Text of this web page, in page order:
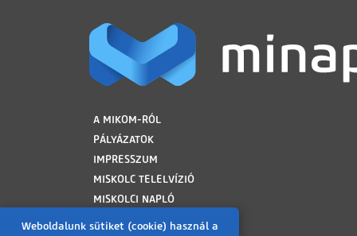
Weboldalunk sütiket (cookie) használ a
LÁBLÉC
A MIKOM-RÓL
PÁLYÁZATOK
IMPRESSZUM
MISKOLC TELELVÍZIÓ
MISKOLCI NAPLÓ
MINAP ARCHÍVUM